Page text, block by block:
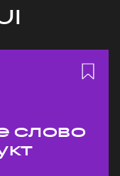
слово